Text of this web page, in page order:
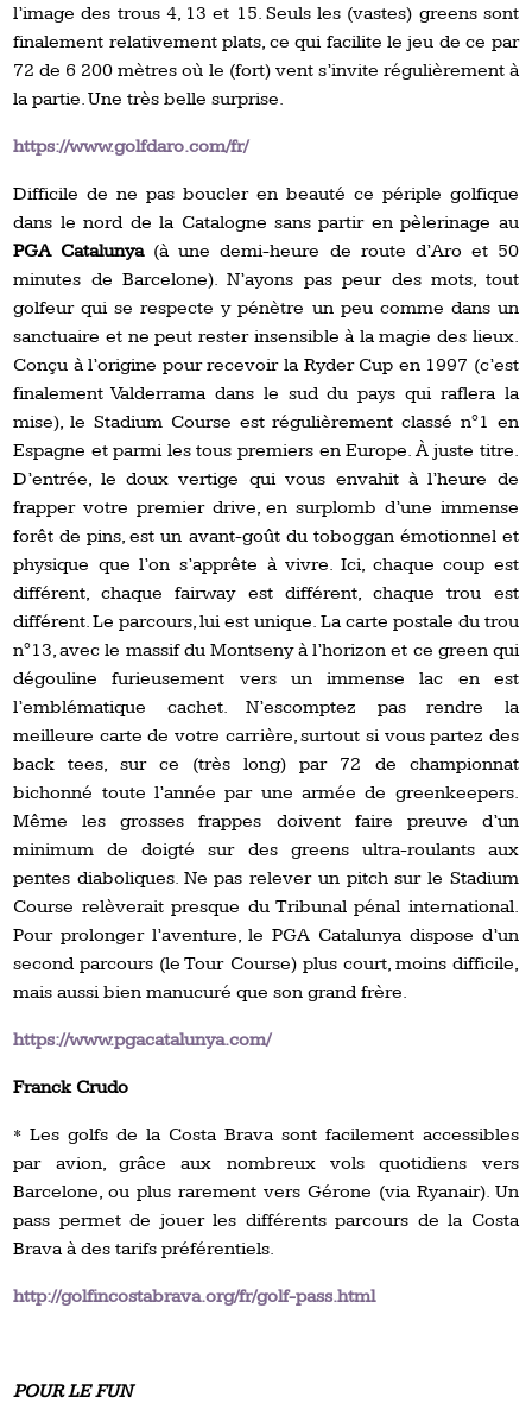
l’image des trous 4, 13 et 15. Seuls les (vastes) greens sont
finalement relativement plats, ce qui facilite le jeu de ce par
72 de 6 200 mètres où le (fort) vent s’invite régulièrement à
la partie. Une très belle surprise.
https://www.golfdaro.com/fr/
Difficile de ne pas boucler en beauté ce périple golfique
dans le nord de la Catalogne sans partir en pèlerinage au
PGA Catalunya(à une demi-heure de route d’Aro et 50
minutes de Barcelone). N’ayons pas peur des mots, tout
golfeur qui se respecte y pénètre un peu comme dans un
sanctuaire et ne peut rester insensible à la magie des lieux.
Conçu à l’origine pour recevoir la Ryder Cup en 1997 (c’est
finalement Valderrama dans le sud du pays qui raflera la
mise), le Stadium Course est régulièrement classé n°1 en
Espagne et parmi les tous premiers en Europe. À juste titre.
D’entrée, le doux vertige qui vous envahit à l’heure de
frapper votre premier drive, en surplomb d’une immense
forêt de pins, est un avant-goût du toboggan émotionnel et
physique que l’on s’apprête à vivre. Ici, chaque coup est
différent, chaque fairway est différent, chaque trou est
différent. Le parcours, lui est unique. La carte postale du trou
n°13, avec le massif du Montseny à l’horizon et ce green qui
dégouline furieusement vers un immense lac en est
l’emblématique cachet. N’escomptez pas rendre la
meilleure carte de votre carrière, surtout si vous partez des
back tees, sur ce (très long) par 72 de championnat
bichonné toute l’année par une armée de greenkeepers.
Même les grosses frappes doivent faire preuve d’un
minimum de doigté sur des greens ultra-roulants aux
pentes diaboliques. Ne pas relever un pitch sur le Stadium
Course relèverait presque du Tribunal pénal international.
Pour prolonger l’aventure, le PGA Catalunya dispose d’un
second parcours (le Tour Course) plus court, moins difficile,
mais aussi bien manucuré que son grand frère.
https://www.pgacatalunya.com/
Franck Crudo
* Les golfs de la Costa Brava sont facilement accessibles
par avion, grâce aux nombreux vols quotidiens vers
Barcelone, ou plus rarement vers Gérone (via Ryanair). Un
pass permet de jouer les différents parcours de la Costa
Brava à des tarifs préférentiels.
http://golfincostabrava.org/fr/golf-pass.html
POUR LE FUN